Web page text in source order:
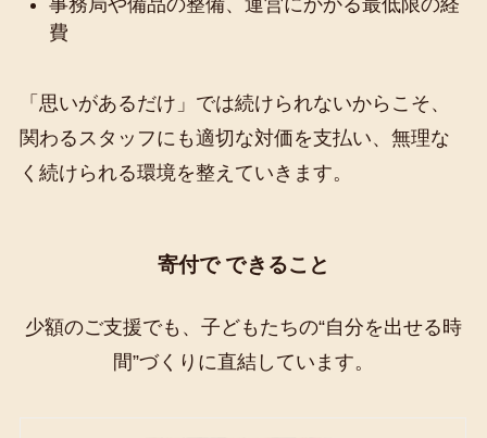
費
「思いがあるだけ」では続けられないからこそ、
関わるスタッフにも適切な対価を支払い、無理な
く続けられる環境を整えていきます。
寄付で できること
少額のご支援でも、子どもたちの“自分を出せる時
間”づくりに直結しています。